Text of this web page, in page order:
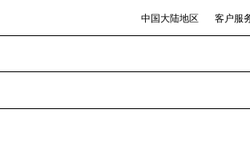
中国大陆地区 客户服